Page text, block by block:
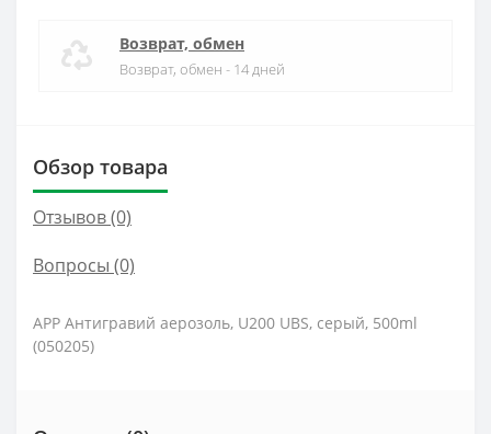
Возврат, обмен
Возврат, обмен - 14 дней
Обзор товара
Отзывов (0)
Вопросы (0)
APP Антигравий аерозоль, U200 UBS, серый, 500ml
(050205)